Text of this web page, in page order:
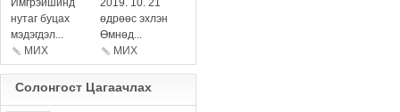
Имгрэйшинд
нутаг буцах
мэдэгдэл...
МИХ
2019. 10. 21
өдрөөс эхлэн
Өмнөд...
МИX
Солонгост Цагаачлаx